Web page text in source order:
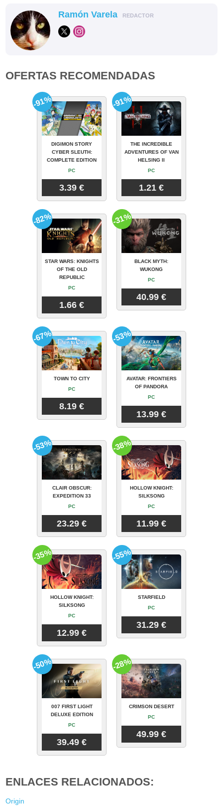
Ramón Varela REDACTOR
OFERTAS RECOMENDADAS
DIGIMON STORY
CYBER SLEUTH:
COMPLETE EDITION
PC
3.39 €
-91%
THE INCREDIBLE
ADVENTURES OF VAN
HELSING II
PC
1.21 €
-91%
STAR WARS: KNIGHTS
OF THE OLD
REPUBLIC
PC
1.66 €
-82%
BLACK MYTH:
WUKONG
PC
40.99 €
-31%
TOWN TO CITY
PC
8.19 €
-67%
AVATAR: FRONTIERS
OF PANDORA
PC
13.99 €
-53%
CLAIR OBSCUR:
EXPEDITION 33
PC
23.29 €
-53%
HOLLOW KNIGHT:
SILKSONG
PC
11.99 €
-38%
HOLLOW KNIGHT:
SILKSONG
PC
12.99 €
-35%
STARFIELD
PC
31.29 €
-55%
007 FIRST LIGHT
DELUXE EDITION
PC
39.49 €
-50%
CRIMSON DESERT
PC
49.99 €
-28%
ENLACES RELACIONADOS:
Origin